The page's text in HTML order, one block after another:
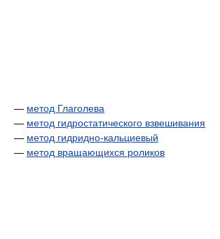
— метод Глаголева
— метод гидростатического взвешивания
— метод гидридно-кальциевый
— метод вращающихся роликов